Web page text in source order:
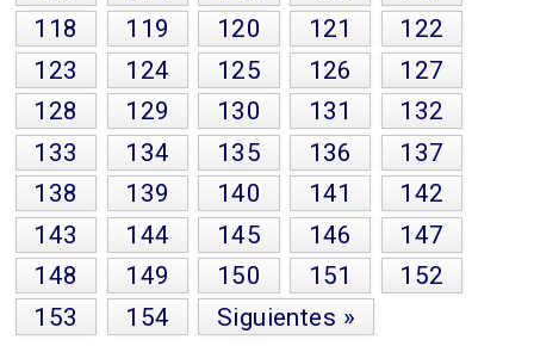
118
119 120 121
122
123
124 125 126
127
128
129 130 131
132
133
134 135 136
137
138
139 140 141
142
143
144 145 146
147
148
149 150 151
152
153
154 Siguientes »